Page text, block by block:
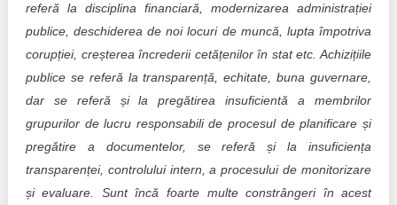
referă la disciplina financiară, modernizarea administrației
publice, deschiderea de noi locuri de muncă, lupta împotriva
corupției, creșterea încrederii cetățenilor în stat etc. Achizițiile
publice se referă la transparență, echitate, buna guvernare,
dar se referă și la pregătirea insuficientă a membrilor
grupurilor de lucru responsabili de procesul de planificare și
pregătire a documentelor, se referă și la insuficiența
transparenței, controlului intern, a procesului de monitorizare
și evaluare. Sunt încă foarte multe constrângeri în acest